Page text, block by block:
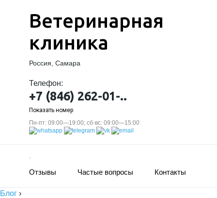
Ветеринарная
клиника
Россия, Самара
Телефон:
+7 (846) 262-01-..
Показать номер
Пн-пт: 09:00—19:00; сб-вс: 09:00—15:00
Отзывы Частые вопросы Контакты
Блог ›